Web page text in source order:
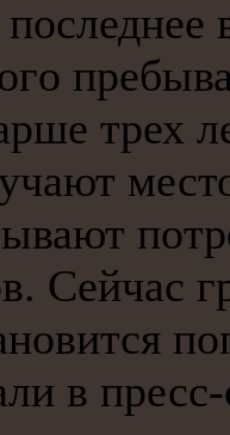
трех
Сейчас
в